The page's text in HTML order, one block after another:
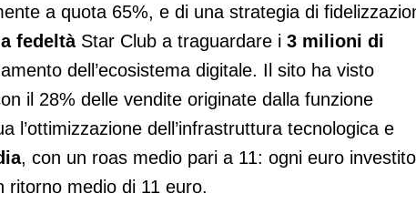
a quota 65%, e di una strategia di
fedeltàStar Club a traguardare i 3 milioni di
dell’ecosistema digitale. Il sito ha visto
il 28% delle vendite originate dalla funzione
l’ottimizzazione dell’infrastruttura tecnologica e
, con un roas medio pari a 11: ogni euro investito
ritorno medio di 11 euro.